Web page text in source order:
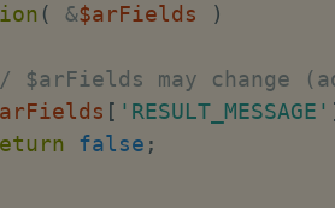
( &$arFields
)
$arFields may change
[ 'RESULT_MESSAGE' ]
false ;